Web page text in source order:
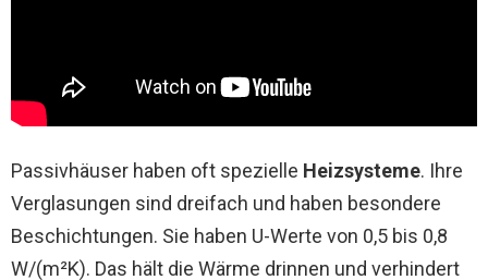
Passivhäuser haben oft spezielle Heizsysteme. Ihre
Verglasungen sind dreifach und haben besondere
Beschichtungen. Sie haben U-Werte von 0,5 bis 0,8
W/(m²K). Das hält die Wärme drinnen und verhindert